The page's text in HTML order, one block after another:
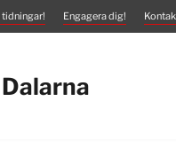
tidningar! Engagera dig!